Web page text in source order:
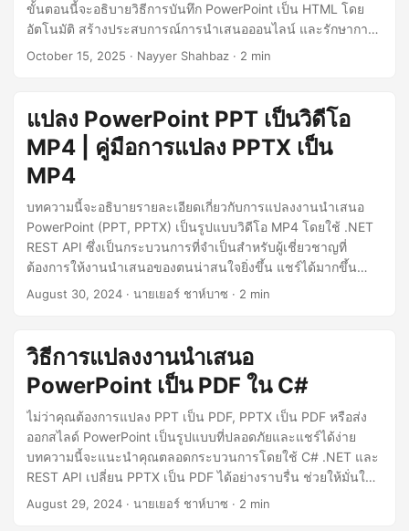
ขั้นตอนนี้จะอธิบายวิธีการบันทึก PowerPoint เป็น HTML โดย
อัตโนมัติ สร้างประสบการณ์การนำเสนอออนไลน์ และรักษาการ
ทำงานของแอนิเมชัน รูปภาพ และรูปแบบโดยใช้ .NET REST
October 15, 2025 · Nayyer Shahbaz · 2 min
แปลง PowerPoint PPT เป็นวิดีโอ
MP4 | คู่มือการแปลง PPTX เป็น
MP4
บทความนี้จะอธิบายรายละเอียดเกี่ยวกับการแปลงงานนำเสนอ
PowerPoint (PPT, PPTX) เป็นรูปแบบวิดีโอ MP4 โดยใช้ .NET
REST API ซึ่งเป็นกระบวนการที่จำเป็นสำหรับผู้เชี่ยวชาญที่
ต้องการให้งานนำเสนอของตนน่าสนใจยิ่งขึ้น แชร์ได้มากขึ้น
และเข้าถึงได้ง่ายบนแพลตฟอร์มต่างๆ
August 30, 2024 · นายเยอร์ ชาห์บาซ · 2 min
วิธีการแปลงงานนำเสนอ
PowerPoint เป็น PDF ใน C#
ไม่ว่าคุณต้องการแปลง PPT เป็น PDF, PPTX เป็น PDF หรือส่ง
ออกสไลด์ PowerPoint เป็นรูปแบบที่ปลอดภัยและแชร์ได้ง่าย
บทความนี้จะแนะนำคุณตลอดกระบวนการโดยใช้ C# .NET และ
REST API เปลี่ยน PPTX เป็น PDF ได้อย่างราบรื่น ช่วยให้มั่นใจ
ได้ว่าไฟล์ PDF จะมีคุณภาพสูง
August 29, 2024 · นายเยอร์ ชาห์บาซ · 2 min